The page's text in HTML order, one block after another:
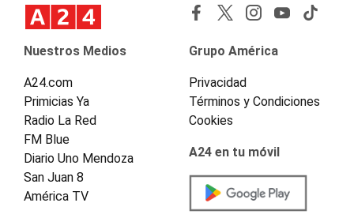
Nuestros Medios
A24.com
Primicias Ya
Radio La Red
FM Blue
Diario Uno Mendoza
San Juan 8
América TV
Grupo América
Privacidad
Términos y Condiciones
Cookies
A24 en tu móvil